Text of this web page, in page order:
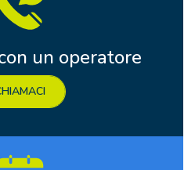
un operatore